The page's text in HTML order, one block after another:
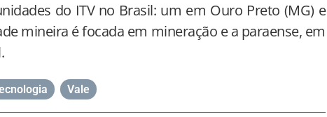
do ITV no Brasil: um em Ouro Preto (MG) e
mineira é focada em mineração e a paraense, em
Vale